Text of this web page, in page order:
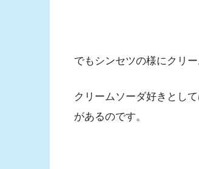
でもシンセツの様にクリ
クリームソーダ好きとし
があるのです。